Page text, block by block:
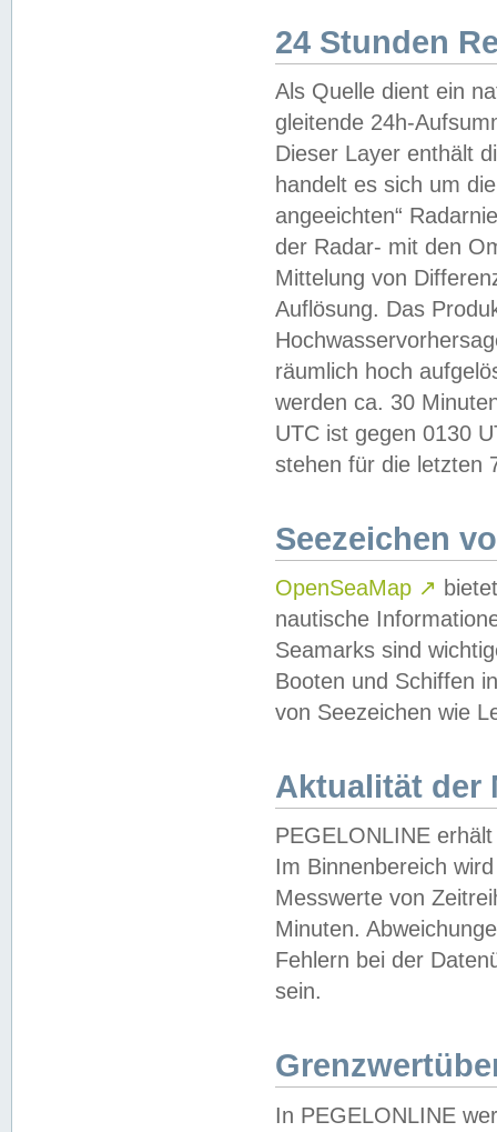
24 Stunden
Als Quelle dient ein
gleitende 24h-
Dieser Layer enthält
handelt es sich um
angeeichten“
der Radar- mit den
Mittelung von
Auflösung. Das
räumlich hoch
werden ca. 30
UTC ist gegen 0130
stehen für die letzten
Seezeichen
OpenSeaMap ↗
nautische
Seamarks sind
Booten und Schiffen
von Seezeichen wie
Aktualität der
PEGELONLINE
Im Binnenbereich
Messwerte von
Minuten.
Fehlern bei der
sein.
In PEGELONLINE